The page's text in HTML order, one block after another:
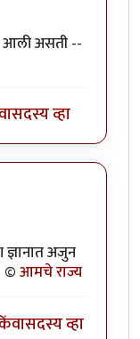
आली असती --
सदस्य व्हा
अजुन
आमचे राज्य
सदस्य व्हा